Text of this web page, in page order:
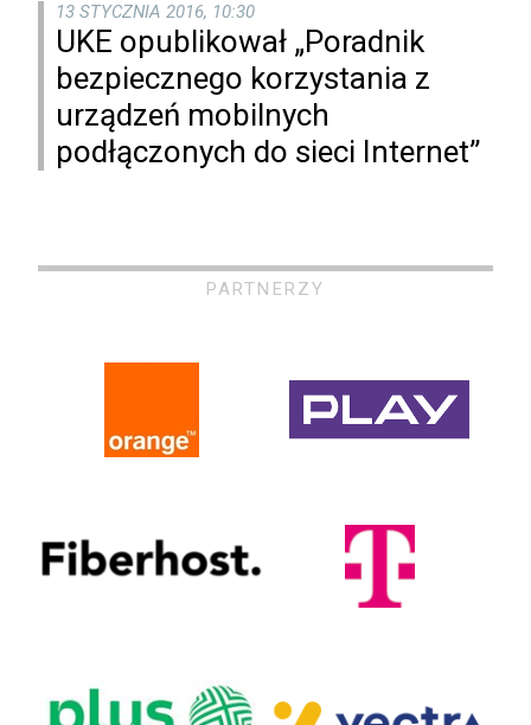
13 STYCZNIA 2016, 10:30
UKE opublikował „Poradnik
bezpiecznego korzystania z
urządzeń mobilnych
podłączonych do sieci Internet”
PARTNERZY